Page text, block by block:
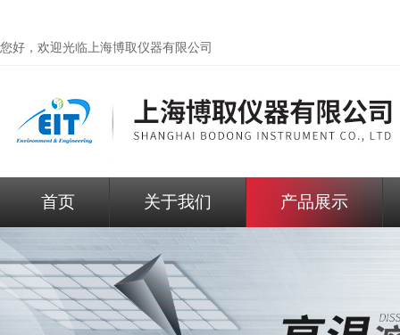
您好，欢迎光临上海博取仪器有限公司
首页 关于我们 产品展示